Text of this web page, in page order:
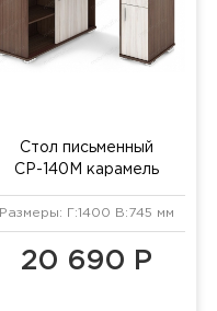
Стол письменный
СР-140М карамель
Размеры: Г:1400 В:745 мм
20 690 Р